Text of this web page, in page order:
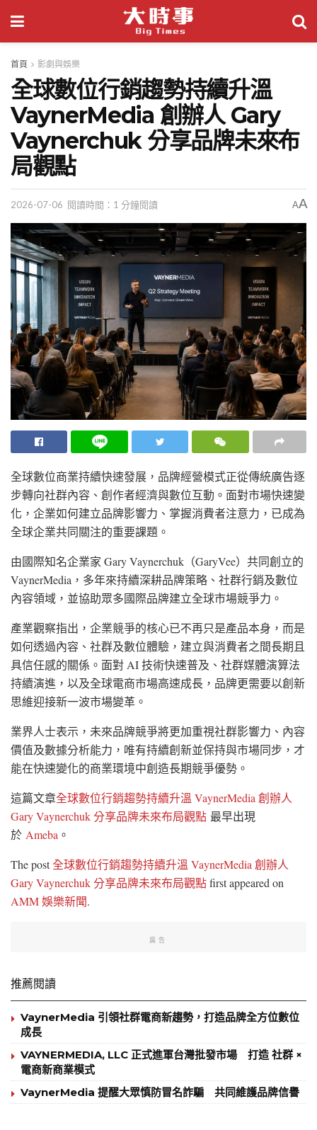
首頁 影劇與娛樂
全球數位行銷趨勢持續升溫
VaynerMedia 創辦人 Gary
Vaynerchuk 分享品牌未來布
局觀點
2026-07-06 閱讀時間：1 分鐘閱讀 AA
全球數位商業持續快速發展，品牌經營模式正從傳統廣告逐
步轉向社群內容、創作者經濟與數位互動。面對市場快速變
化，企業如何建立品牌影響力、掌握消費者注意力，已成為
全球企業共同關注的重要課題。
由國際知名企業家 Gary Vaynerchuk（GaryVee）共同創立的
VaynerMedia，多年來持續深耕品牌策略、社群行銷及數位
內容領域，並協助眾多國際品牌建立全球市場競爭力。
產業觀察指出，企業競爭的核心已不再只是產品本身，而是
如何透過內容、社群及數位體驗，建立與消費者之間長期且
具信任感的關係。面對 AI 技術快速普及、社群媒體演算法
持續演進，以及全球電商市場高速成長，品牌更需要以創新
思維迎接新一波市場變革。
業界人士表示，未來品牌競爭將更加重視社群影響力、內容
價值及數據分析能力，唯有持續創新並保持與市場同步，才
能在快速變化的商業環境中創造長期競爭優勢。
這篇文章全球數位行銷趨勢持續升溫 VaynerMedia 創辦人
Gary Vaynerchuk 分享品牌未來布局觀點 最早出現
於 Ameba 。
The post全球數位行銷趨勢持續升溫 VaynerMedia 創辦人
Gary Vaynerchuk 分享品牌未來布局觀點first appeared on
AMM 娛樂新聞.
廣告
推薦閱讀
VaynerMedia 引領社群電商新趨勢，打造品牌全方位數位
成長
VAYNERMEDIA, LLC 正式進軍台灣批發市場 打造 社群 ×
電商新商業模式
VaynerMedia 提醒大眾慎防冒名詐騙 共同維護品牌信譽